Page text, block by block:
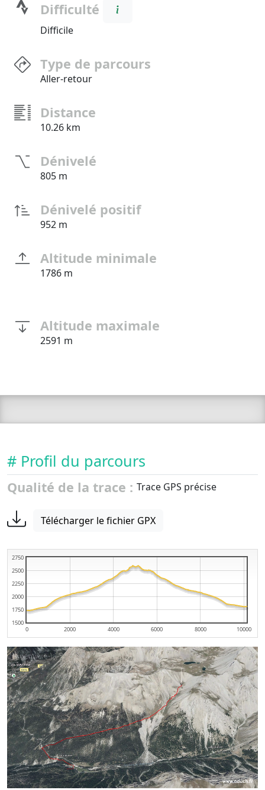
Difficulté
Difficile
Type de parcours
Aller-retour
Distance
10.26 km
Dénivelé
805 m
Dénivelé positif
952 m
Altitude minimale
1786 m
Altitude maximale
2591 m
# Profil du parcours
Qualité de la trace : Trace GPS précise
Télécharger le fichier GPX
0 2000 4000 6000 8000 10000
1500
1750
2000
2250
2500
2750